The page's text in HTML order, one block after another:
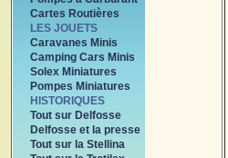
Cartes Routières
LES JOUETS
Caravanes Minis
Camping Cars Minis
Solex Miniatures
Pompes Miniatures
HISTORIQUES
Tout sur Delfosse
Delfosse et la presse
Tout sur la Stellina